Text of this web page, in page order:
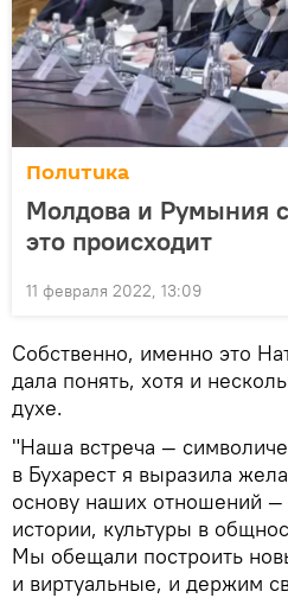
Политика
Молдова и Румыния
это происходит
11 февраля 2022, 13:09
Собственно, именно это
дала понять, хотя и
духе.
"Наша встреча —
в Бухарест я выразила
основу наших отношений
истории, культуры в
Мы обещали построить
и виртуальные, и держим